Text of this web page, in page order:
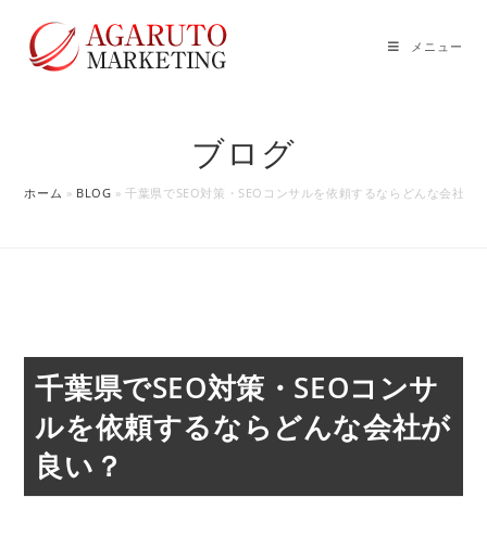
メニュー
ブログ
ホーム » BLOG »千葉県でSEO対策・SEOコンサルを依頼するならどんな会社が
千葉県でSEO対策・SEOコンサ
ルを依頼するならどんな会社が
良い？